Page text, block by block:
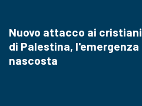
Nuovo attacco ai cristiani
di Palestina, l'emergenza
nascosta